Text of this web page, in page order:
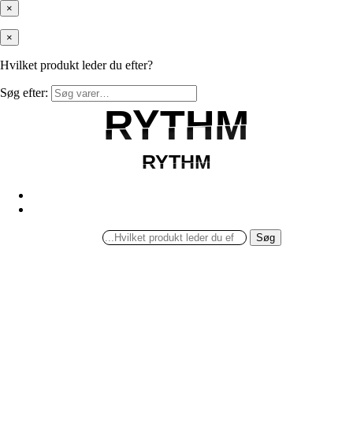
×
×
Hvilket produkt leder du efter?
Søg efter:
RYTHM
RYTHM
RYTHM
RYTHM
Søg